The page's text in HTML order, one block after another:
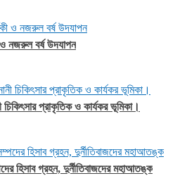
ও নজরুল বর্ষ উদযাপন
প্রাকৃতিক ও কার্যকর ভূমিকা।
হিসাব গ্রহন, দুর্নীতিবাজদের মহাআতঙ্ক